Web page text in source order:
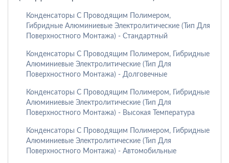
Конденсаторы С Проводящим Полимером,
Гибридные Алюминиевые Электролитические (тип Для
Поверхностного Монтажа) - Стандартный
Конденсаторы С Проводящим Полимером, Гибридные
Алюминиевые Электролитические (тип Для
Поверхностного Монтажа) - Долговечные
Конденсаторы С Проводящим Полимером, Гибридные
Алюминиевые Электролитические (тип Для
Поверхностного Монтажа) - Высокая Температура
Конденсаторы С Проводящим Полимером, Гибридные
Алюминиевые Электролитические (тип Для
Поверхностного Монтажа) - Автомобильные